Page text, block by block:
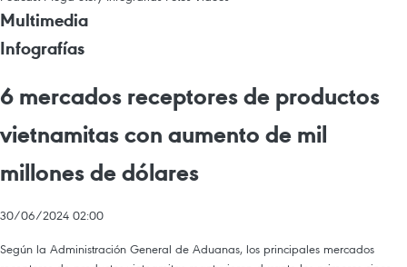
Multimedia
Infografías
6 mercados receptores de productos
vietnamitas con aumento de mil
millones de dólares
30/06/2024 02:00
Según la Administración General de Aduanas, los principales mercados